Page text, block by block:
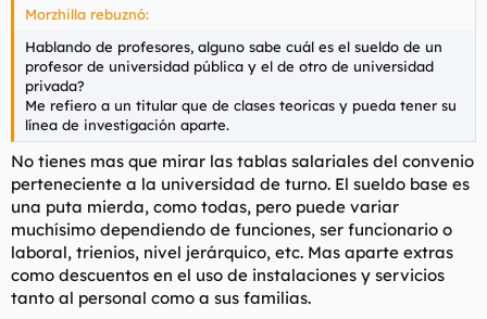
Morzhilla rebuznó:
Hablando de profesores, alguno sabe cuál es el sueldo de un
profesor de universidad pública y el de otro de universidad
privada?
Me refiero a un titular que de clases teoricas y pueda tener su
línea de investigación aparte.
No tienes mas que mirar las tablas salariales del convenio
perteneciente a la universidad de turno. El sueldo base es
una puta mierda, como todas, pero puede variar
muchísimo dependiendo de funciones, ser funcionario o
laboral, trienios, nivel jerárquico, etc. Mas aparte extras
como descuentos en el uso de instalaciones y servicios
tanto al personal como a sus familias.